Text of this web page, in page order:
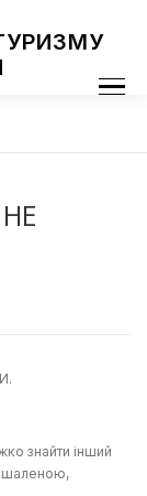
Menu
знайти інший
шаленою,